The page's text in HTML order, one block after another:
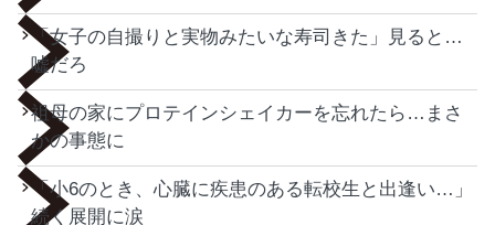
「女子の自撮りと実物みたいな寿司きた」見ると…
嘘だろ
祖母の家にプロテインシェイカーを忘れたら…まさ
かの事態に
「小6のとき、心臓に疾患のある転校生と出逢い…」
続く展開に涙